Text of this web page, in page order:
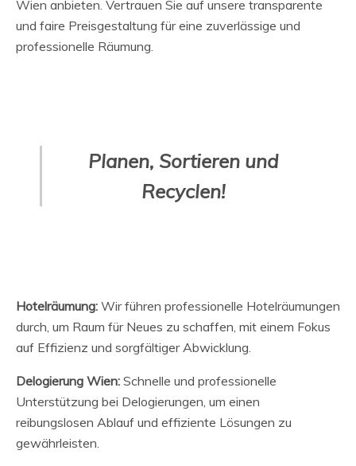
Wien anbieten. Vertrauen Sie auf unsere transparente
und faire Preisgestaltung für eine zuverlässige und
professionelle Räumung.
Planen, Sortieren und
Recyclen!
Hotelräumung: Wir führen professionelle Hotelräumungen
durch, um Raum für Neues zu schaffen, mit einem Fokus
auf Effizienz und sorgfältiger Abwicklung.
Delogierung Wien: Schnelle und professionelle
Unterstützung bei Delogierungen, um einen
reibungslosen Ablauf und effiziente Lösungen zu
gewährleisten.